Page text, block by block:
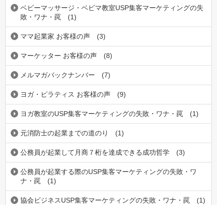
ベビーマッサージ・ベビマ教室USP集客マーケティングの失
敗・ワナ・罠
(1)
ママ起業家 お客様の声 (3)
マーケッター お客様の声 (8)
メルマガバックナンバー (7)
ヨガ・ピラティス お客様の声 (9)
ヨガ教室のUSP集客マーケティングの失敗・ワナ・罠 (1)
元消防士の起業までの道のり (1)
公務員が起業して月商７桁を達成できる成功哲学 (3)
公務員が起業する際のUSP集客マーケティングの失敗・ワ
ナ・罠
(1)
協会ビジネスUSP集客マーケティングの失敗・ワナ・罠 (1)